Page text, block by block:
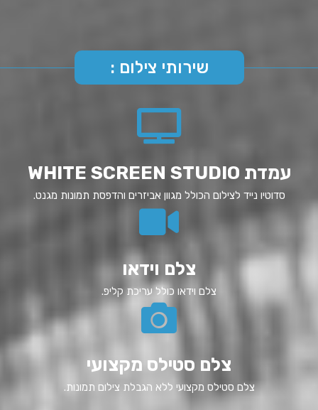
שירותי צילום :
עמדת WHITE SCREEN STUDIO
סדוטיו נייד לצילום הכולל מגוון אביזרים והדפסת תמונות מגנט.
צלם וידאו
צלם וידאו כולל עריכת קליפ.
צלם סטילס מקצועי
צלם סטילס מקצועי ללא הגבלת צילום תמונות.